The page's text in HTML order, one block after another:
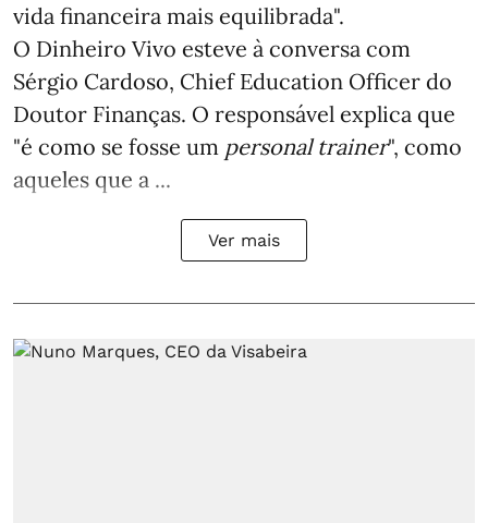
vida financeira mais equilibrada".
O Dinheiro Vivo esteve à conversa com
Sérgio Cardoso, Chief Education Officer do
Doutor Finanças. O responsável explica que
"é como se fosse um personal trainer", como
aqueles que a ...
Ver mais